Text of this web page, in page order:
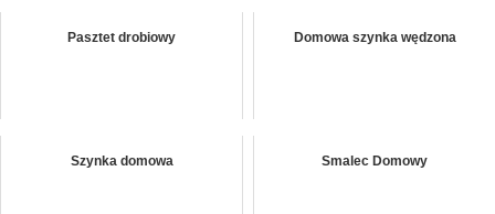
Pasztet drobiowy Domowa szynka wędzona
Szynka domowa Smalec Domowy